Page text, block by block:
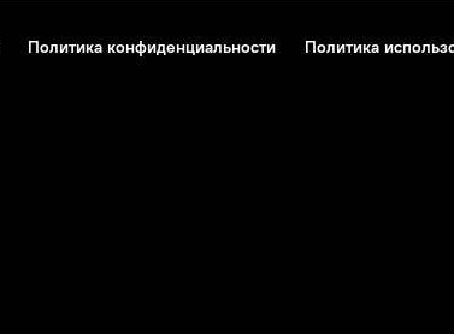
Политика конфиденциальности Политика